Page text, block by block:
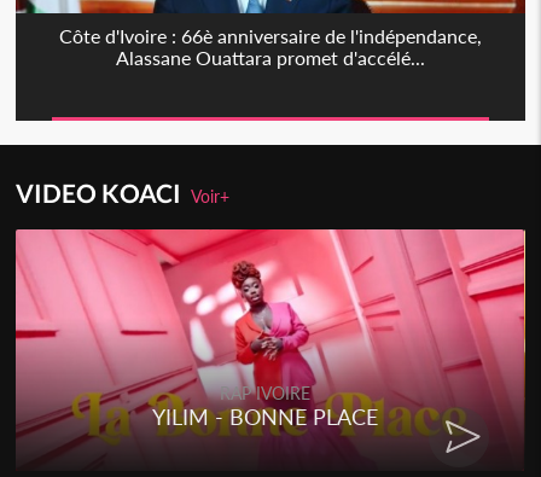
Côte d'Ivoire : 66è anniversaire de l'indépendance,
Alassane Ouattara promet d'accélé...
VIDEO KOACIVoir+
RAP IVOIRE
YILIM - BONNE PLACE